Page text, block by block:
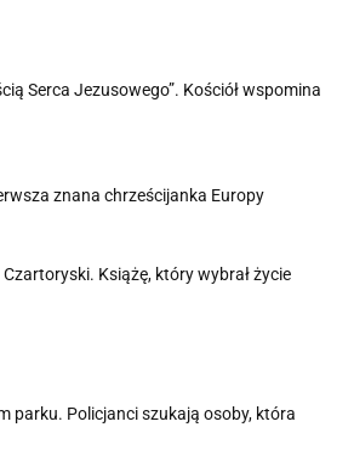
Serca Jezusowego”. Kościół wspomina
znana chrześcijanka Europy
Książę, który wybrał życie
parku. Policjanci szukają osoby, która